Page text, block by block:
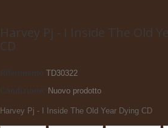
Harvey Pj - I Inside The Old
CD
Riferimento
TD30322
Nuovo prodotto
Harvey Pj - I Inside The Old Year Dying CD